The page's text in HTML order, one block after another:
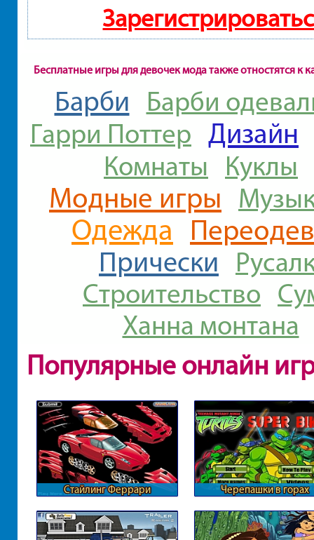
Бесплатные игры для девочек мода также отностятся к
Барби
Барби
Гарри Поттер Дизайн
Комнаты Куклы
Модные игры
Одежда
Прически
Строительство
Ханна монтана
Популярные онлайн
Стайлинг Феррари Черепашки в горах